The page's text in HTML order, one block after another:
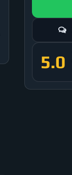
5.0